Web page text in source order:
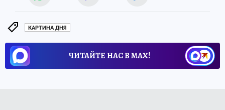
КАРТИНА ДНЯ
ЧИТАЙТЕ НАС В МАХ!